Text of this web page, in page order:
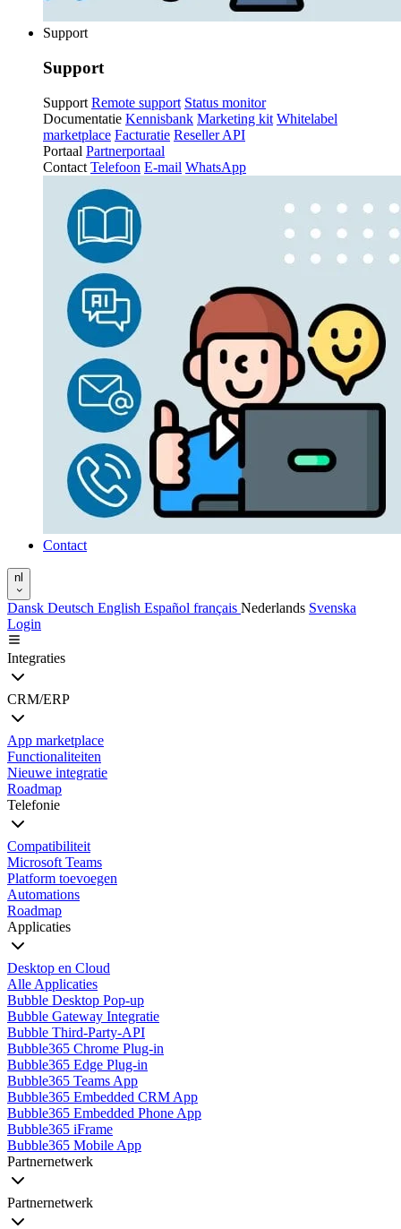
Support
Support
Support Remote support Status monitor
Documentatie Kennisbank Marketing kit Whitelabel
marketplace Facturatie Reseller API
Portaal Partnerportaal
Contact Telefoon E-mail WhatsApp
Contact
nl
Dansk Deutsch English Español français Nederlands Svenska
Login
Integraties
CRM/ERP
App marketplace
Functionaliteiten
Nieuwe integratie
Roadmap
Telefonie
Compatibiliteit
Microsoft Teams
Platform toevoegen
Automations
Roadmap
Applicaties
Desktop en Cloud
Alle Applicaties
Bubble Desktop Pop-up
Bubble Gateway Integratie
Bubble Third-Party-API
Bubble365 Chrome Plug-in
Bubble365 Edge Plug-in
Bubble365 Teams App
Bubble365 Embedded CRM App
Bubble365 Embedded Phone App
Bubble365 iFrame
Bubble365 Mobile App
Partnernetwerk
Partnernetwerk